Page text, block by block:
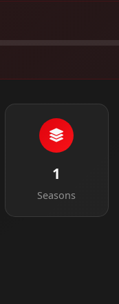
1
Seasons